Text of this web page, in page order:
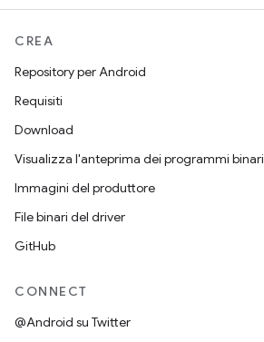
CREA
Repository per Android
Requisiti
Download
Visualizza l'anteprima dei programmi binari
Immagini del produttore
File binari del driver
GitHub
CONNECT
@Android su Twitter